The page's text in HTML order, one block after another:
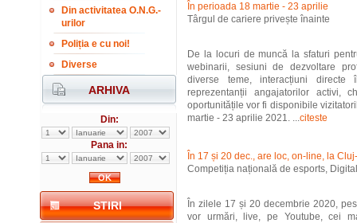
Din activitatea O.N.G.-
urilor
Poliția e cu noi!
Diverse
ARHIVA
Din:
Pana in:
STIRI
În perioada 18 martie - 23 aprilie
Târgul de cariere privește înainte
De la locuri de muncă la sfaturi
webinarii, sesiuni de dezvoltare
diverse teme, interacțiuni directe
reprezentanții angajatorilor activi,
oportunitățile vor fi disponibile
martie - 23 aprilie 2021. ...citeste
În 17 și 20 dec., are loc, on-line, la
Competiția națională de esports,
În zilele 17 și 20 decembrie 2020,
vor urmări, live, pe Youtube, cei